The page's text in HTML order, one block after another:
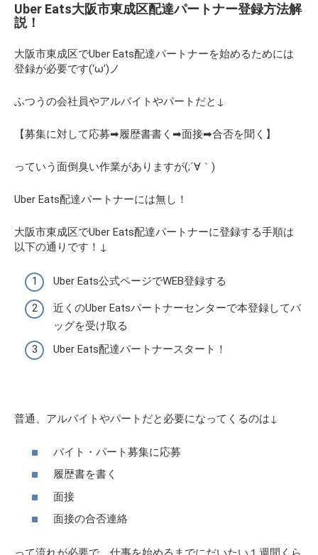
Uber Eats大阪市東成区配達パートナー登録方法解
説！
大阪市東成区でUber Eats配達パートナーを始めるためには
登録が必要です(‘ω’)ノ
ふつうの会社員やアルバイトやパートだと↓
【募集に対して応募➡履歴書書く➡面接➡合否を聞く】
っていう面倒臭い作業がありますが(;´∀｀)
Uber Eats配達パートナーには無し！
大阪市東成区でUber Eats配達パートナーに登録する手順は
以下の通りです！↓
Uber Eats公式ページでWEB登録する
近くのUber Eatsパートナーセンターで本登録してバ
ッグを受け取る
Uber Eats配達パートナースタート！
普通、アルバイトやパートだと必要になってくるのは↓
バイト・パート募集に応募
履歴書を書く
面接
面接の合否連絡